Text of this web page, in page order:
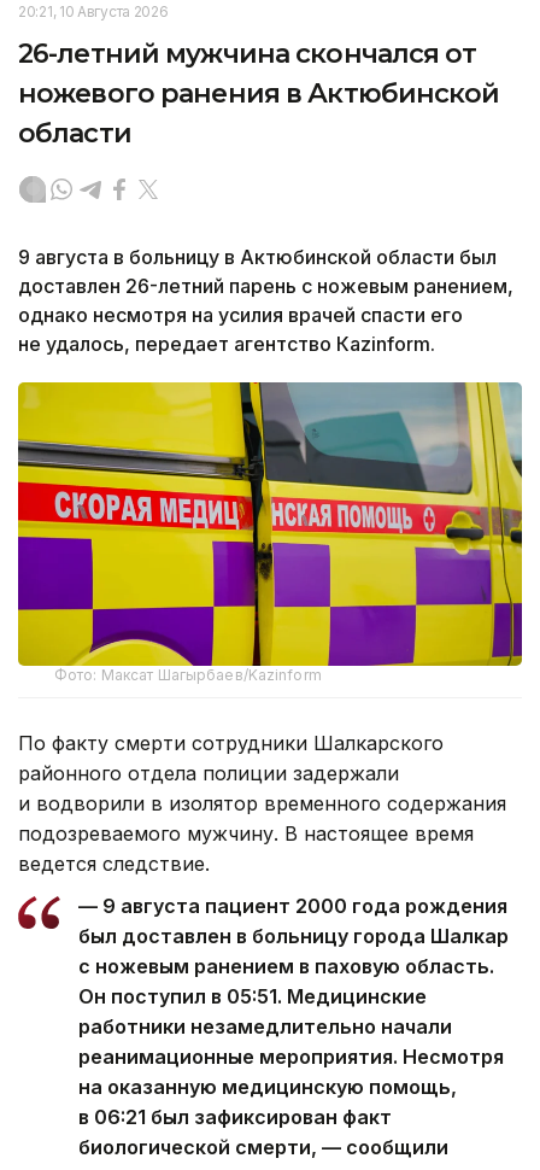
20:21, 10 Августа 2026
26-летний мужчина скончался от
ножевого ранения в Актюбинской
области
9 августа в больницу в Актюбинской области был
доставлен 26-летний парень с ножевым ранением,
однако несмотря на усилия врачей спасти его
не удалось, передает агентство Кazinform.
Фото: Максат Шагырбаев/Kazinform
По факту смерти сотрудники Шалкарского
районного отдела полиции задержали
и водворили в изолятор временного содержания
подозреваемого мужчину. В настоящее время
ведется следствие.
— 9 августа пациент 2000 года рождения
был доставлен в больницу города Шалкар
с ножевым ранением в паховую область.
Он поступил в 05:51. Медицинские
работники незамедлительно начали
реанимационные мероприятия. Несмотря
на оказанную медицинскую помощь,
в 06:21 был зафиксирован факт
биологической смерти, — сообщили